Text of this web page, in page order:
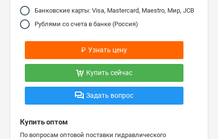
Банковские карты: Visa, Mastercard, Maestro, Мир, JCB
Рублями со счета в банке (Россия)
₽ Узнать цену
Купить сейчас
Задать вопрос
Купить оптом
По вопросам оптовой поставки гидравлического